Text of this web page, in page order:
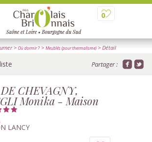
0
> Où dormir ? > Meublés (pour thermalisme)> Détail
Partager :
CHEVAGNY,
Monika - Maison
LANCY